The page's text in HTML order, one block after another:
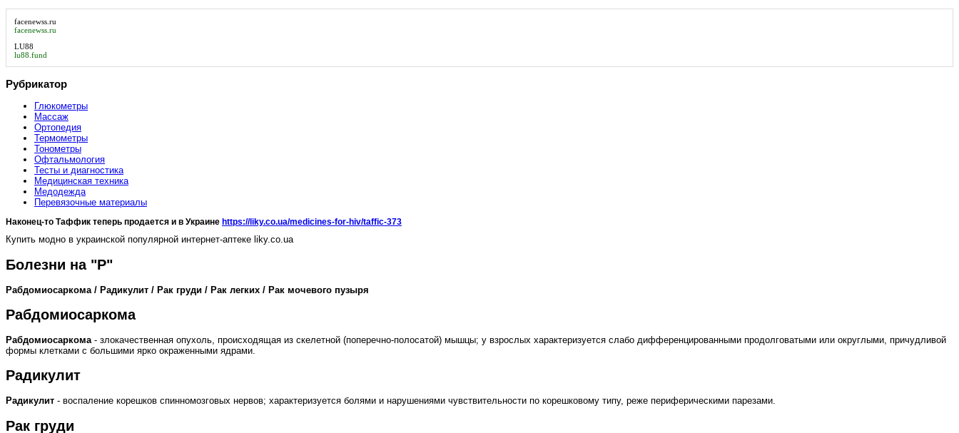
facenewss.ru
facenewss.ru
LU88
lu88.fund
Рубрикатор
Глюкометры
Массаж
Ортопедия
Термометры
Тонометры
Офтальмология
Тесты и диагностика
Медицинская техника
Медодежда
Перевязочные материалы
Наконец-то Таффик теперь продается и в Украине https://liky.co.ua/medicines-for-hiv/taffic-373
Купить модно в украинской популярной интернет-аптеке liky.co.ua
Болезни на "Р"
Рабдомиосаркома / Радикулит / Рак груди / Рак легких / Рак мочевого пузыря
Рабдомиосаркома
Рабдомиосаркома- злокачественная опухоль, происходящая из скелетной (поперечно-полосатой) мышцы; у взрослых характеризуется слабо дифференцированными продолговатыми или округлыми, причудливой
формы клетками с большими ярко окраженными ядрами.
Радикулит
Радикулит - воспаление корешков спинномозговых нервов; характеризуется болями и нарушениями чувствительности по корешковому типу, реже периферическими парезами.
Рак груди